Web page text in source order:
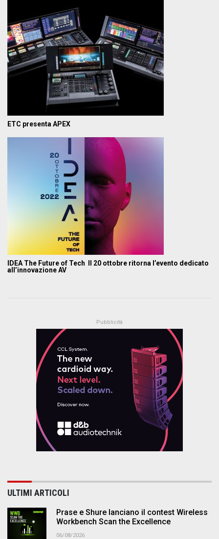
ETC presenta APEX
IDEA The Future of Tech Il 20 ottobre ritorna l’evento dedicato
all’innovazione AV
ULTIMI ARTICOLI
Prase e Shure lanciano il contest Wireless
Workbench Scan the Excellence
06/08/2026